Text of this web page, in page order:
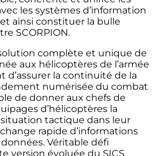
les systèmes d’information
ainsi constituer la bulle
SCORPION.
solution complète et unique de
aux hélicoptères de l’armée
d’assurer la continuité de la
numérisée du combat
de donner aux chefs de
d’hélicoptères la
tactique dans leur
rapide d’informations
Véritable défi
version évoluée du SICS